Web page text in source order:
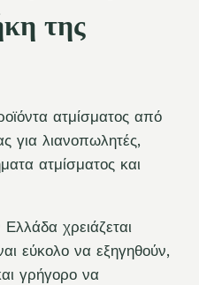
της
ατμίσματος από
για λιανοπωλητές,
ατμίσματος και
χρειάζεται
εύκολο να εξηγηθούν,
γρήγορο να